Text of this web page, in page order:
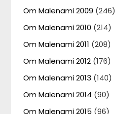
Om Malenami 2009 (246)
Om Malenami 2010 (214)
Om Malenami 2011 (208)
Om Malenami 2012 (176)
Om Malenami 2013 (140)
Om Malenami 2014 (90)
Om Malenami 2015 (96)